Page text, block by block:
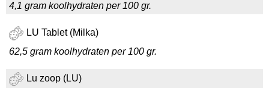
4,1 gram koolhydraten per 100 gr.
LU Tablet (Milka)
62,5 gram koolhydraten per 100 gr.
Lu zoop (LU)